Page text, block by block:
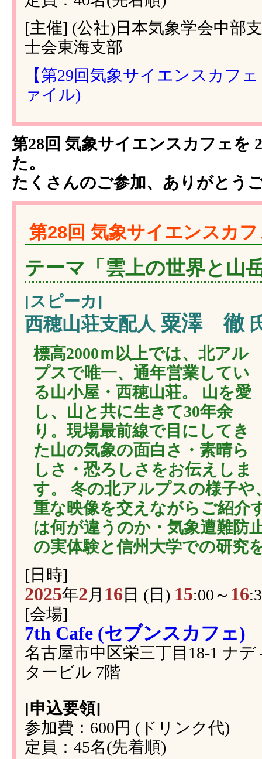
[主催] (公社)日本気象学会中部
士会東海支部
【第29回気象サイエンスカフ
ァイル)
第28回 気象サイエンスカフェを
た。
たくさんのご参加、ありがとう
第28回 気象サイエンスカ
テーマ「雲上の世界と山
[スピーカ]
西穂山荘支配人 粟澤 徹
標高2000ｍ以上では、北アル
プスで唯一、通年営業してい
る山小屋・西穂山荘。 山を愛
し、山と共に生きて30年余
り。現場最前線で目にしてき
た山の気象の面白さ・素晴ら
しさ・恐ろしさをお伝えしま
す。 冬の北アルプスの様子や
重な映像を交えながらご紹介
は何が違うのか・気象遭難防
の実体験と信州大学での研究
[日時]
2025年2月 16 日 (日) 15:00～ 16
[会場]
7th Cafe (セブンスカフェ)
名古屋市中区栄三丁目18-1 ナ
タービル 7階
[申込要領]
参加費：600円 (ドリンク代)
定員：45名(先着順)